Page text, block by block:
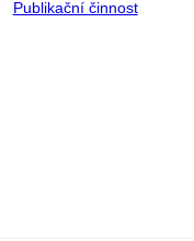
Publikační činnost